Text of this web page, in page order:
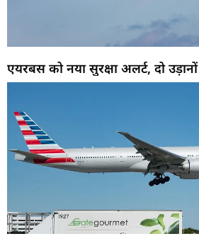
एयरबस को नया सुरक्षा अलर्ट, दो